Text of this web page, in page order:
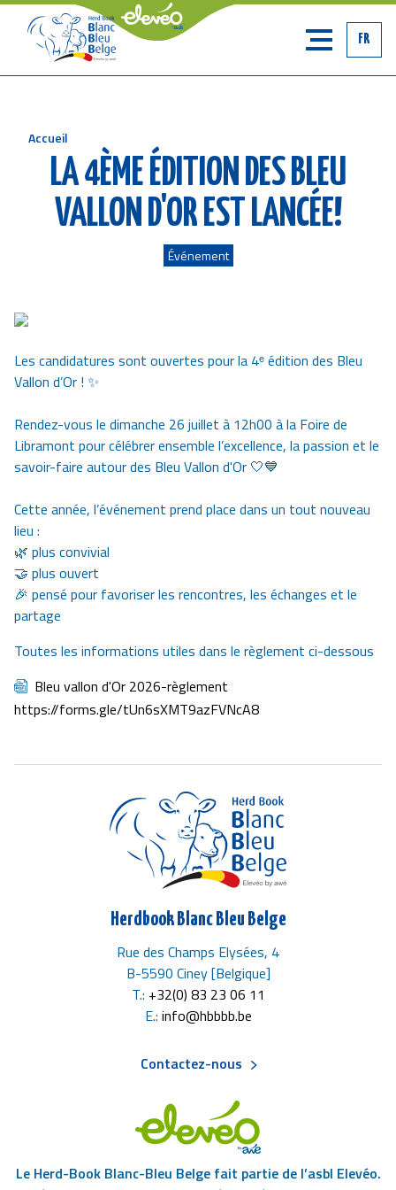
FR
d'Ariane
Accueil
LA 4ÈME ÉDITION DES BLEU
VALLON D'OR EST LANCÉE!
Événement
Les candidatures sont ouvertes pour la 4ᵉ édition des Bleu
Vallon d’Or ! ✨
Rendez-vous le dimanche 26 juillet à 12h00 à la Foire de
Libramont pour célébrer ensemble l’excellence, la passion et le
savoir-faire autour des Bleu Vallon d'Or 🤍💙
Cette année, l’événement prend place dans un tout nouveau
lieu :
🌿 plus convivial
🤝 plus ouvert
🎉 pensé pour favoriser les rencontres, les échanges et le
partage
Toutes les informations utiles dans le règlement ci-dessous
Document
Bleu vallon d'Or 2026-règlement
https://forms.gle/tUn6sXMT9azFVNcA8
Herdbook Blanc Bleu Belge
Rue des Champs Elysées, 4
B-5590 Ciney [Belgique]
T.: +32(0) 83 23 06 11
E.: info@hbbbb.be
Contactez-nous
Le Herd-Book Blanc-Bleu Belge fait partie de l’asbl Elevéo.